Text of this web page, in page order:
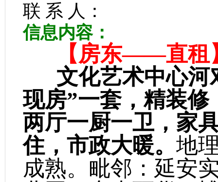
联 系 人：
信息内容：
【房东——直租
文化艺术中心河
现房”一套，精装修
两厅一厨一卫， 家
住，市政大暖。 地
成熟。毗邻：延安